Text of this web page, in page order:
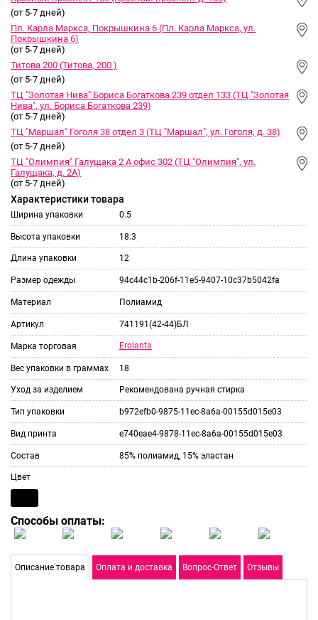
(от 5-7 дней)
Пл. Карла Маркса, Покрышкина 6 (Пл. Карла Маркса, ул.
Покрышкина 6)
(от 5-7 дней)
Титова 200 (Титова, 200 )
(от 5-7 дней)
ТЦ "Золотая Нива" Бориса Богаткова 239 отдел 133 (ТЦ "Золотая
Нива", ул. Бориса Богаткова 239)
(от 5-7 дней)
ТЦ "Маршал" Гоголя 38 отдел 3 (ТЦ "Маршал", ул. Гоголя, д. 38)
(от 5-7 дней)
ТЦ "Олимпия" Галущака 2 А офис 302 (ТЦ "Олимпия", ул.
Галущака, д. 2А)
(от 5-7 дней)
Характеристики товара
Ширина упаковки 0.5
Высота упаковки 18.3
Длина упаковки 12
Размер одежды 94c44c1b-206f-11e5-9407-10c37b5042fa
Материал Полиамид
Артикул 741191(42-44)БЛ
Марка торговая Erolanta
Вес упаковки в граммах 18
Уход за изделием Рекомендована ручная стирка
Тип упаковки b972efb0-9875-11ec-8a6a-00155d015e03
Вид принта e740eae4-9878-11ec-8a6a-00155d015e03
Состав 85% полиамид, 15% эластан
Цвет
Способы оплаты:
Описание товара Оплата и доставка Вопрос-Ответ Отзывы